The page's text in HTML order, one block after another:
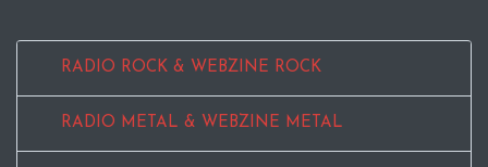
RADIO ROCK & WEBZINE ROCK
RADIO METAL & WEBZINE METAL